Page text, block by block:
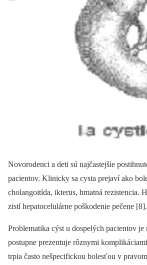
Novorodenci a deti sú najčastejšie
pacientov. Klinicky sa cysta prejaví ako
cholangoitída, ikterus, hmatná rezistencia.
zistí hepatocelulárne poškodenie pečene [8].
Problematika cýst u dospelých pacientov je
postupne prezentuje rôznymi
trpia často nešpecifickou bolesťou v